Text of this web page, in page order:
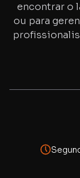
encontrar o
ou para